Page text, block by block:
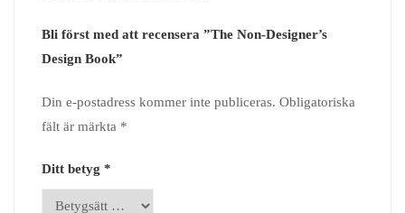
Bli först med att recensera ”The Non-Designer’s
Design Book”
Din e-postadress kommer inte publiceras. Obligatoriska
fält är märkta *
Ditt betyg *